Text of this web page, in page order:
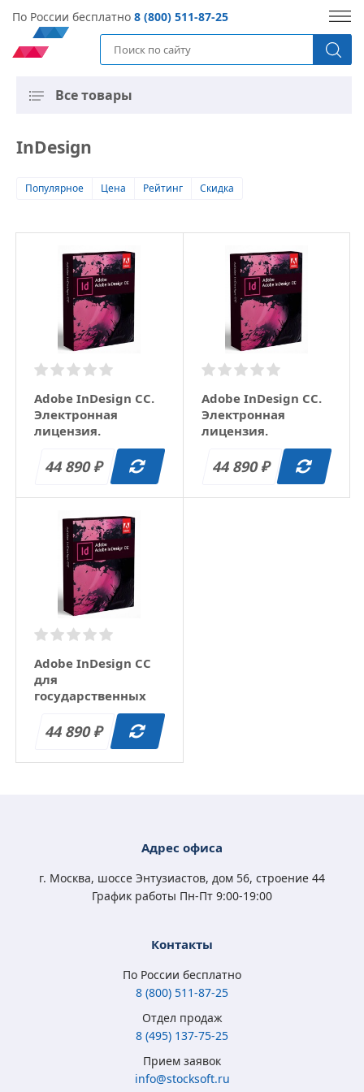
По России бесплатно 8 (800) 511-87-25
Все товары
InDesign
Популярное Цена Рейтинг Скидка
Adobe InDesign CC.
Электронная
лицензия.
Подписка на 1 год
44 890₽
Adobe InDesign CC.
Электронная
лицензия.
подписки на 1 год
44 890₽
Adobe InDesign CC
для
государственных
учреждений.
Подписка на 1 год
44 890₽
Адрес офиса
г. Москва, шоссе Энтузиастов, дом 56, строение 44
График работы Пн-Пт 9:00-19:00
Контакты
По России бесплатно
8 (800) 511-87-25
Отдел продаж
8 (495) 137-75-25
Прием заявок
info@stocksoft.ru